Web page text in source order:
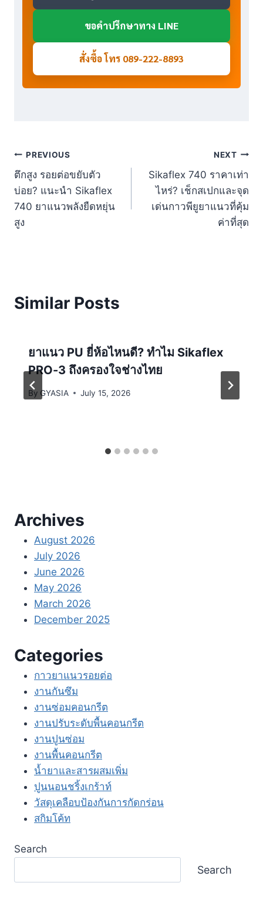
ขอคำปรึกษาทาง LINE
สั่งซื้อ โทร 089-222-8893
Post
navigation
PREVIOUS
ตึกสูง รอยต่อขยับตัว
บ่อย? แนะนำ Sikaflex
740 ยาแนวพลังยืดหยุ่น
สูง
NEXT
Sikaflex 740 ราคาเท่า
ไหร่? เช็กสเปกและจุด
เด่นกาวพียูยาแนวที่คุ้ม
ค่าที่สุด
Similar Posts
ยาแนว PU ยี่ห้อไหนดี? ทำไม Sikaflex
PRO-3 ถึงครองใจช่างไทย
By GYASIA July 15, 2026
Archives
August 2026
July 2026
June 2026
May 2026
March 2026
December 2025
Categories
กาวยาแนวรอยต่อ
งานกันซึม
งานซ่อมคอนกรีต
งานปรับระดับพื้นคอนกรีต
งานปูนซ่อม
งานพื้นคอนกรีต
น้ำยาและสารผสมเพิ่ม
ปูนนอนชริ้งเกร้าท์
วัสดุเคลือบป้องกันการกัดกร่อน
สกิมโค้ท
Search
Search